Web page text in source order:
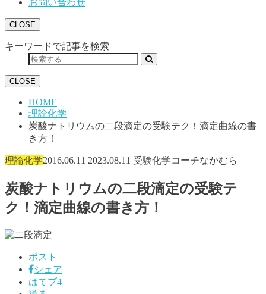
お問い合わせ
CLOSE
キーワードで記事を検索
CLOSE
HOME
理論化学
炭酸ナトリウムの二段滴定の受験テク！滴定曲線の書
き方！
理論化学2016.06.11 2023.08.11 受験化学コーチなかむら
炭酸ナトリウムの二段滴定の受験テ
ク！滴定曲線の書き方！
ポスト
シェア
はてブ4